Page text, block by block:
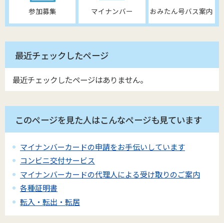
参加募集 マイナンバー おみたん号バス案内
最近チェックしたページ
最近チェックしたページはありません。
このページを見た人はこんなページも見ています
マイナンバーカードの申請をお手伝いしています
コンビニ交付サービス
マイナンバーカードの代理人による受け取りのご案内
各種証明書
転入・転出・転居